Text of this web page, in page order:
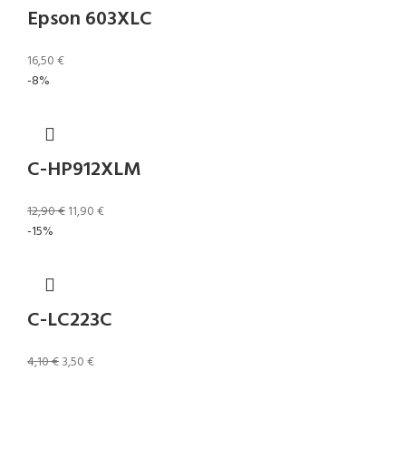
Epson 603XLC
16,50€
-8%
C-HP912XLM
12,90€11,90€
-15%
C-LC223C
4,10€3,50€